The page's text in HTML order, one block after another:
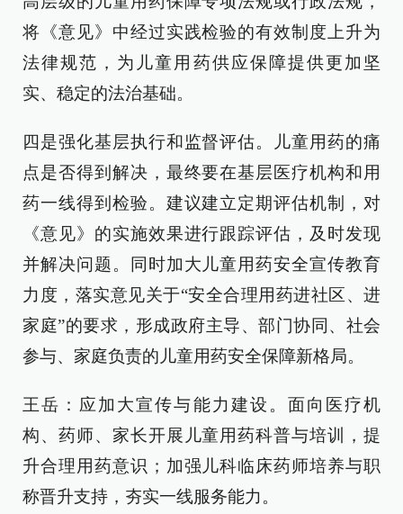
将《意见》中经过实践检验的有效制度上升为
法律规范，为儿童用药供应保障提供更加坚
实、稳定的法治基础。
四是强化基层执行和监督评估。儿童用药的痛
点是否得到解决，最终要在基层医疗机构和用
药一线得到检验。建议建立定期评估机制，对
《意见》的实施效果进行跟踪评估，及时发现
并解决问题。同时加大儿童用药安全宣传教育
力度，落实意见关于“安全合理用药进社区、进
家庭”的要求，形成政府主导、部门协同、社会
参与、家庭负责的儿童用药安全保障新格局。
王岳：应加大宣传与能力建设。面向医疗机
构、药师、家长开展儿童用药科普与培训，提
升合理用药意识；加强儿科临床药师培养与职
称晋升支持，夯实一线服务能力。